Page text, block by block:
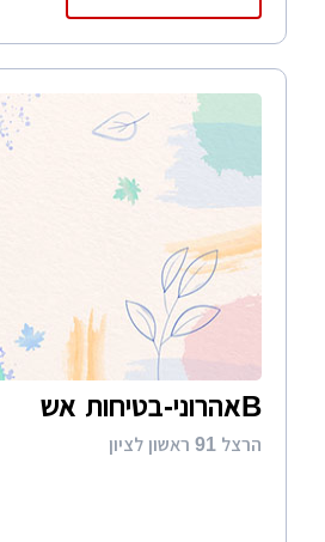
Bאהרוני-בטיחות אש
הרצל 91 ראשון לציון